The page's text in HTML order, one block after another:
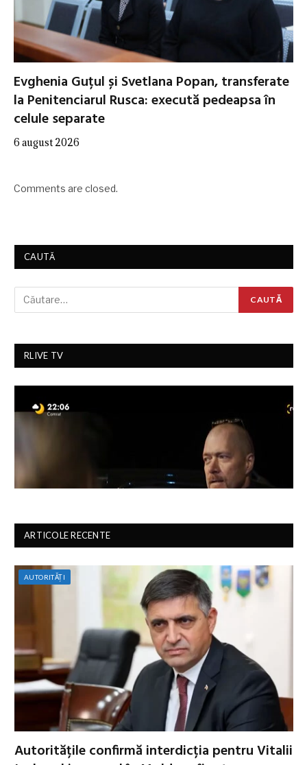
Evghenia Guțul și Svetlana Popan, transferate
la Penitenciarul Rusca: execută pedeapsa în
celule separate
6 august 2026
Comments are closed.
CAUTĂ
RLIVE TV
ARTICOLE RECENTE
AUTORITĂȚI
Autoritățile confirmă interdicția pentru Vitalii